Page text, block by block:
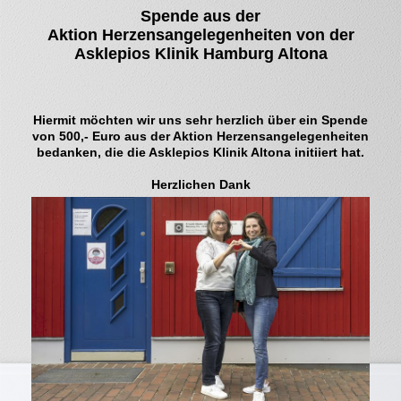
Spende aus der
Aktion Herzensangelegenheiten von der
Asklepios Klinik Hamburg Altona
Hiermit möchten wir uns sehr herzlich über ein Spende
von 500,- Euro aus der Aktion Herzensangelegenheiten
bedanken, die die Asklepios Klinik Altona initiiert hat.
Herzlichen Dank